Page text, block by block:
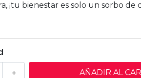
¡tu bienestar es solo un sorbo de
+